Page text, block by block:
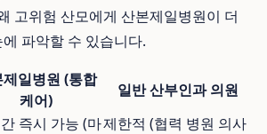
고위험 산모에게 산본제일병원이 더
파악할 수 있습니다.
일병원 (통합
케어)
일반 산부인과 의원
즉시 가능 (마제한적 (협력 병원 의사